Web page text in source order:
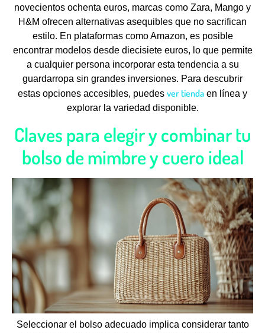
novecientos ochenta euros, marcas como Zara, Mango y
H&M ofrecen alternativas asequibles que no sacrifican
estilo. En plataformas como Amazon, es posible
encontrar modelos desde diecisiete euros, lo que permite
a cualquier persona incorporar esta tendencia a su
guardarropa sin grandes inversiones. Para descubrir
estas opciones accesibles, puedes ver tienda en línea y
explorar la variedad disponible.
Claves para elegir y combinar tu
bolso de mimbre y cuero ideal
Seleccionar el bolso adecuado implica considerar tanto